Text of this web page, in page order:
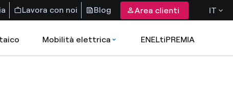
Lavora con noi Blog Area clienti IT
Mobilità elettrica ENELtiPREMIA